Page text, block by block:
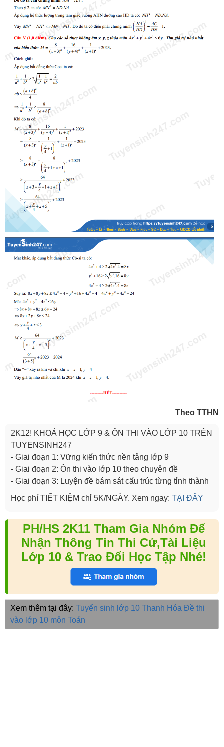
Theo TTHN
2K12! KHOÁ HỌC LỚP 9 & ÔN THI VÀO LỚP 10 TRÊN
TUYENSINH247
- Giai đoạn 1: Vững kiến thức nền tảng lớp 9
- Giai đoạn 2: Ôn thi vào lớp 10 theo chuyên đề
- Giai đoạn 3: Luyện đề bám sát cấu trúc từng tỉnh thành
Học phí TIẾT KIỆM chỉ 5K/NGÀY. Xem ngay: TẠI ĐÂY
PH/HS 2K11 Tham Gia Nhóm Để
Nhận Thông Tin Thi Cử,Tài Liệu
Lớp 10 & Trao Đổi Học Tập Nhé!
Xem thêm tại đây: Tuyển sinh lớp 10 Thanh Hóa Đề thi
vào lớp 10 môn Toán